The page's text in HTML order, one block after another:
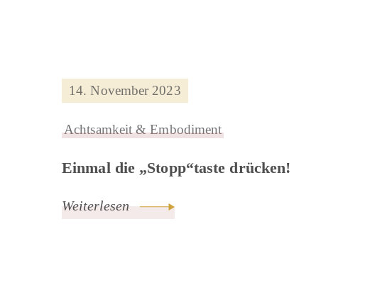
14. November 2023
Achtsamkeit & Embodiment
Einmal die „Stopp“taste drücken!
Weiterlesen